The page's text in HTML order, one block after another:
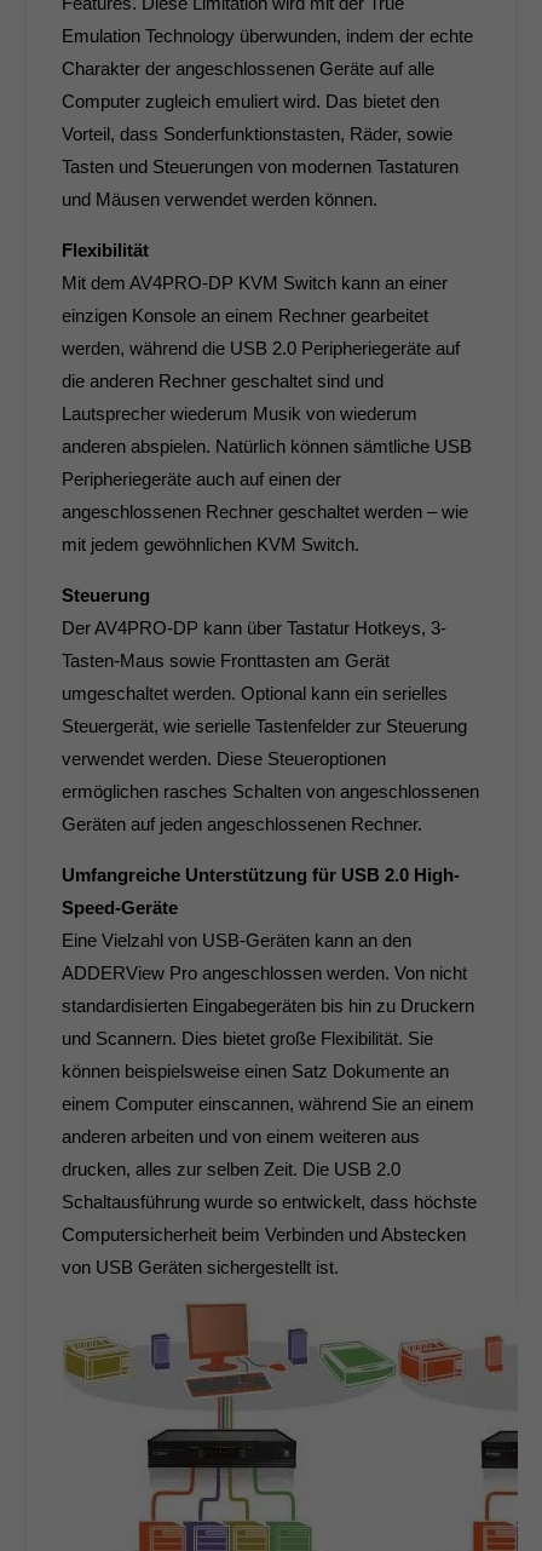
Emulation Technology überwunden, indem der echte
Charakter der angeschlossenen Geräte auf alle
Computer zugleich emuliert wird. Das bietet den
Vorteil, dass Sonderfunktionstasten, Räder, sowie
Tasten und Steuerungen von modernen Tastaturen
und Mäusen verwendet werden können.
Flexibilität
Mit dem AV4PRO-DP KVM Switch kann an einer
einzigen Konsole an einem Rechner gearbeitet
werden, während die USB 2.0 Peripheriegeräte auf
die anderen Rechner geschaltet sind und
Lautsprecher wiederum Musik von wiederum
anderen abspielen. Natürlich können sämtliche USB
Peripheriegeräte auch auf einen der
angeschlossenen Rechner geschaltet werden – wie
mit jedem gewöhnlichen KVM Switch.
Steuerung
Der AV4PRO-DP kann über Tastatur Hotkeys, 3-
Tasten-Maus sowie Fronttasten am Gerät
umgeschaltet werden. Optional kann ein serielles
Steuergerät, wie serielle Tastenfelder zur Steuerung
verwendet werden. Diese Steueroptionen
ermöglichen rasches Schalten von angeschlossenen
Geräten auf jeden angeschlossenen Rechner.
Umfangreiche Unterstützung für USB 2.0 High-
Speed-Geräte
Eine Vielzahl von USB-Geräten kann an den
ADDERView Pro angeschlossen werden. Von nicht
standardisierten Eingabegeräten bis hin zu Druckern
und Scannern. Dies bietet große Flexibilität. Sie
können beispielsweise einen Satz Dokumente an
einem Computer einscannen, während Sie an einem
anderen arbeiten und von einem weiteren aus
drucken, alles zur selben Zeit. Die USB 2.0
Schaltausführung wurde so entwickelt, dass höchste
Computersicherheit beim Verbinden und Abstecken
von USB Geräten sichergestellt ist.